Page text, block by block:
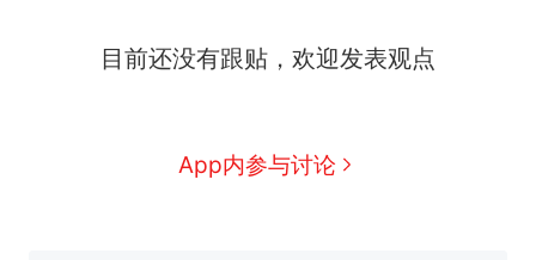
目前还没有跟贴，欢迎发表观点
App内参与讨论
新 那个在床头放菜刀的女孩，
因老师一句“跟我回家”改写了